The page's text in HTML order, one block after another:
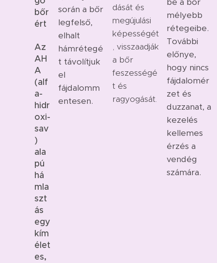
bőr
ért
Az
AH
A
(alf
a-
hidr
oxi-
sav
)
ala
pú
há
mla
szt
ás
egy
kím
élet
es,
során a bőr
legfelső,
elhalt
hámrétegé
t távolítjuk
el
fájdalomm
entesen.
dását és
megújulási
képességét
, visszaadják
a bőr
feszességé
t és
ragyogását.
mélyebb
rétegeibe.
További
előnye,
hogy nincs
fájdalomér
zet és
duzzanat, a
kezelés
kellemes
érzés a
vendég
számára.